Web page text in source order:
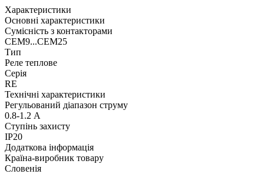
Характеристики
Основні характеристики
Сумісність з контакторами
CEM9...СЕМ25
Тип
Реле теплове
Серія
RE
Технічні характеристики
Регульований діапазон струму
0.8-1.2 А
Ступінь захисту
IP20
Додаткова інформація
Країна-виробник товару
Словенія